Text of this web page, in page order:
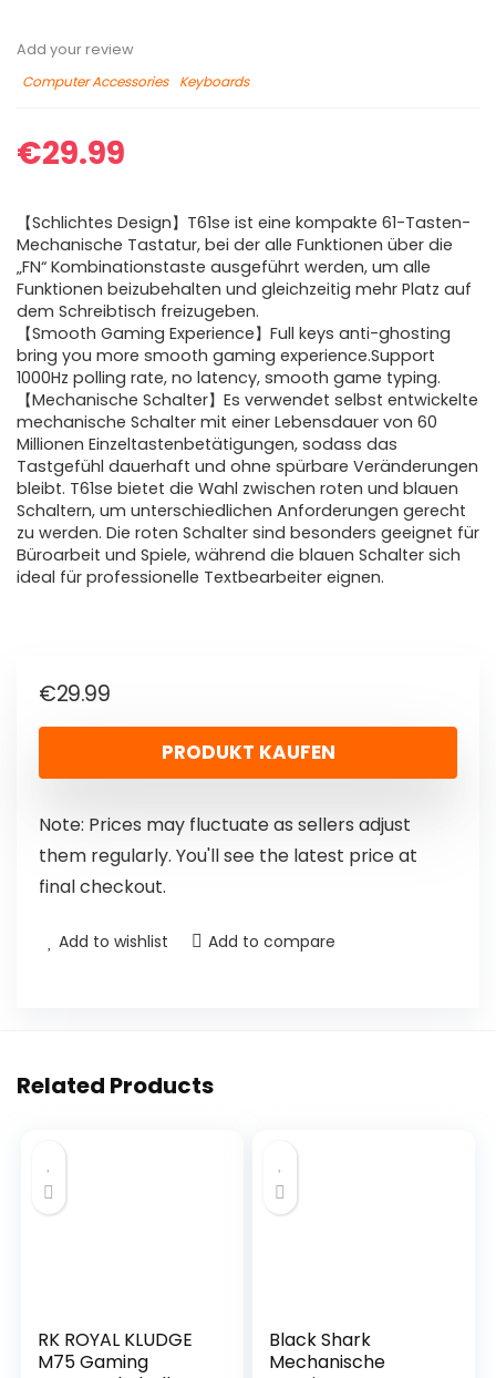
Add your review
Computer Accessories
Keyboards
€29.99
【Schlichtes Design】T61se ist eine kompakte 61-Tasten-
Mechanische Tastatur, bei der alle Funktionen über die
„FN“ Kombinationstaste ausgeführt werden, um alle
Funktionen beizubehalten und gleichzeitig mehr Platz auf
dem Schreibtisch freizugeben.
【Smooth Gaming Experience】Full keys anti-ghosting
bring you more smooth gaming experience.Support
1000Hz polling rate, no latency, smooth game typing.
【Mechanische Schalter】Es verwendet selbst entwickelte
mechanische Schalter mit einer Lebensdauer von 60
Millionen Einzeltastenbetätigungen, sodass das
Tastgefühl dauerhaft und ohne spürbare Veränderungen
bleibt. T61se bietet die Wahl zwischen roten und blauen
Schaltern, um unterschiedlichen Anforderungen gerecht
zu werden. Die roten Schalter sind besonders geeignet für
Büroarbeit und Spiele, während die blauen Schalter sich
ideal für professionelle Textbearbeiter eignen.
€29.99
PRODUKT KAUFEN
Note: Prices may fluctuate as sellers adjust
them regularly. You'll see the latest price at
final checkout.
Add to wishlist Add to compare
Related Products
RK ROYAL KLUDGE
M75 Gaming
Black Shark
Mechanische